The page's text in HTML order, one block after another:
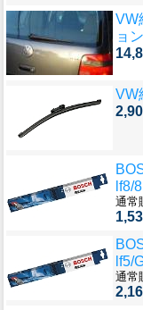
VW
ョ
VW
lf8/
通常
lf5/
通常